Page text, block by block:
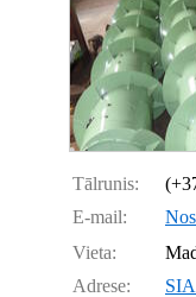
Tālrunis:
E-mail:
Vieta:
Adrese: